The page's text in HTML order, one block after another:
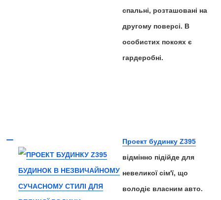
спальні, розташовані на
другому поверсі. В
особистих покоях є
гардеробні.
Проект будинку Z395
відмінно підійде для
невеликої сім'ї, що
володіє власним авто.